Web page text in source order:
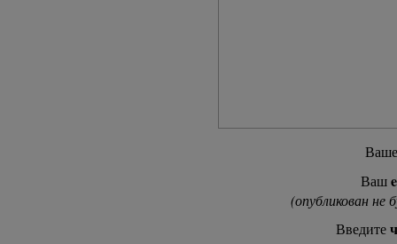
Ваш
(опубликован не
Введите